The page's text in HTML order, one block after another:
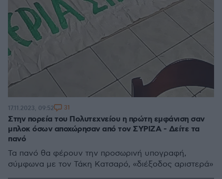
Στην πορεία του Πολυτεχνείου η πρώτη εμφάνιση σαν
μπλοκ όσων αποχώρησαν από τον ΣΥΡΙΖΑ - Δείτε τα
πανό
Τα πανό θα φέρουν την προσωρινή υπογραφή,
σύμφωνα με τον Τάκη Κατσαρό, «διέξοδος αριστερά»
17.11.2023, 09:52 31